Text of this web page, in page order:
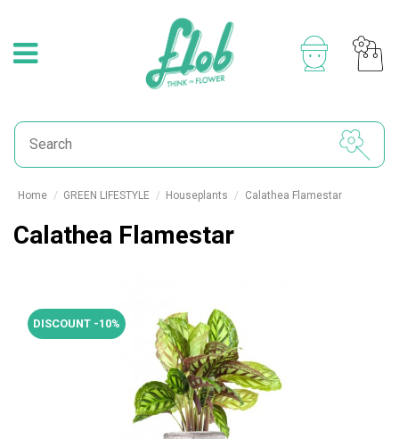
Home GREEN LIFESTYLE Houseplants Calathea Flamestar
Calathea Flamestar
DISCOUNT -10%